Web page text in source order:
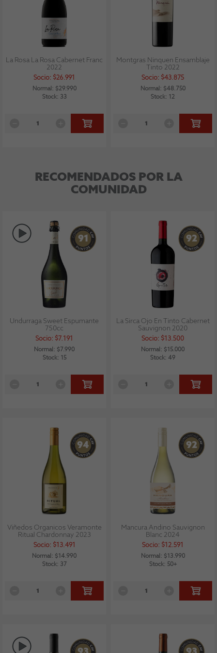
La Rosa La Rosa Cabernet Franc
2022
Socio: $26.991
Normal: $29.990
Stock: 33
Montgras Ninquen Ensamblaje
Tinto 2022
Socio: $43.875
Normal: $48.750
Stock: 12
RECOMENDADOS POR LA
COMUNIDAD
91
Undurraga Sweet Espumante
750cc
Socio: $7.191
Normal: $7.990
Stock: 15
92
La Sirca Ojo En Tinto Cabernet
Sauvignon 2020
Socio: $13.500
Normal: $15.000
Stock: 49
94
Viñedos Organicos Veramonte
Ritual Chardonnay 2023
Socio: $13.491
Normal: $14.990
Stock: 37
92
Mancura Andino Sauvignon
Blanc 2024
Socio: $12.591
Normal: $13.990
Stock: 50+